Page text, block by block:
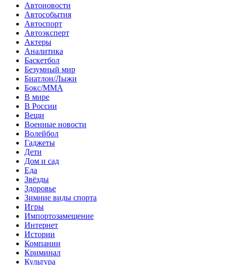
Автоновости
Автособытия
Автоспорт
Автоэксперт
Актеры
Аналитика
Баскетбол
Безумный мир
Биатлон/Лыжи
Бокс/MMA
В мире
В России
Вещи
Военные новости
Волейбол
Гаджеты
Дети
Дом и сад
Еда
Звёзды
Здоровье
Зимние виды спорта
Игры
Импортозамещение
Интернет
Истории
Компании
Криминал
Культура